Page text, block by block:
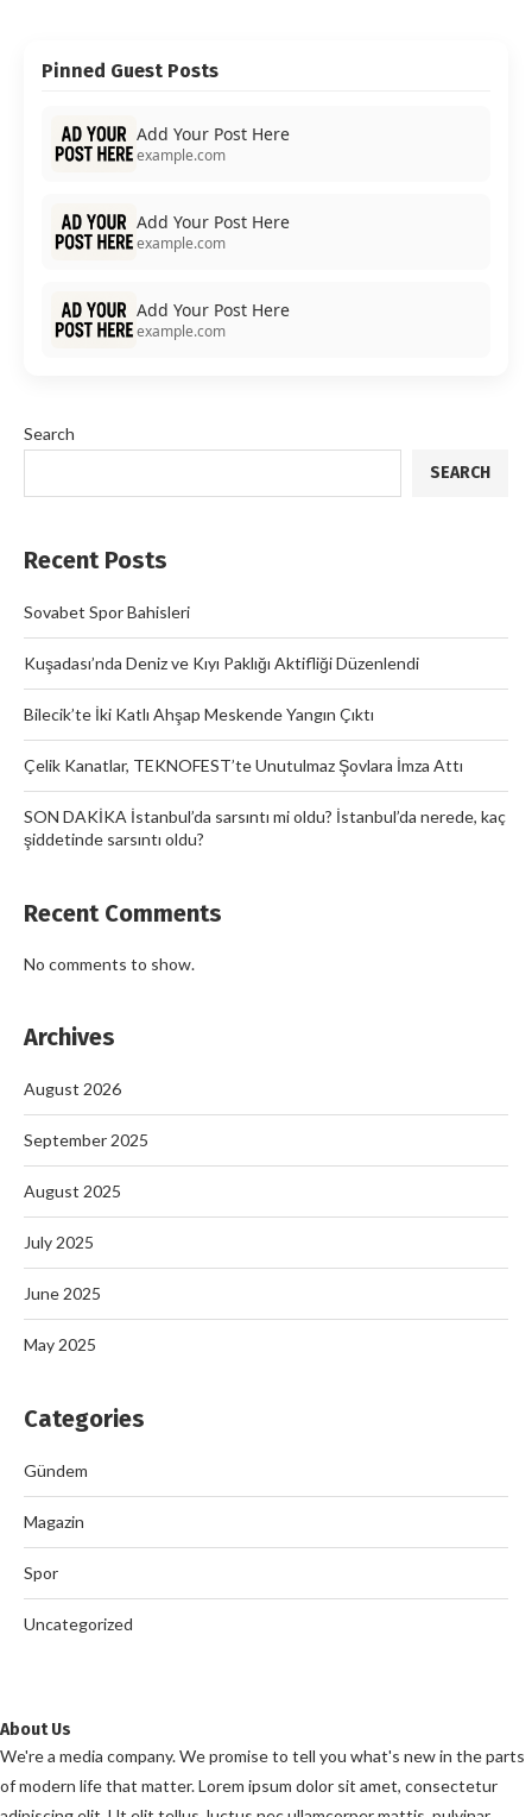
Pinned Guest Posts
Add Your Post Here
example.com
Add Your Post Here
example.com
Add Your Post Here
example.com
Search
SEARCH
Recent Posts
Sovabet Spor Bahisleri
Kuşadası’nda Deniz ve Kıyı Paklığı Aktifliği Düzenlendi
Bilecik’te İki Katlı Ahşap Meskende Yangın Çıktı
Çelik Kanatlar, TEKNOFEST’te Unutulmaz Şovlara İmza Attı
SON DAKİKA İstanbul’da sarsıntı mi oldu? İstanbul’da nerede, kaç
şiddetinde sarsıntı oldu?
Recent Comments
No comments to show.
Archives
August 2026
September 2025
August 2025
July 2025
June 2025
May 2025
Categories
Gündem
Magazin
Spor
Uncategorized
About Us
We're a media company. We promise to tell you what's new in the parts
of modern life that matter. Lorem ipsum dolor sit amet, consectetur